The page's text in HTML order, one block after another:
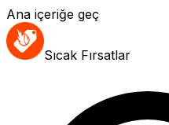
Ana içeriğe geç
Sıcak Fırsatlar